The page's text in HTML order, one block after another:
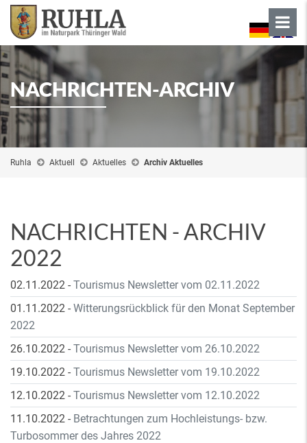
NACHRICHTEN-ARCHIV
Ruhla Aktuell Aktuelles Archiv Aktuelles
NACHRICHTEN - ARCHIV
2022
02.11.2022 - Tourismus Newsletter vom 02.11.2022
01.11.2022 - Witterungsrückblick für den Monat September
2022
26.10.2022 - Tourismus Newsletter vom 26.10.2022
19.10.2022 - Tourismus Newsletter vom 19.10.2022
12.10.2022 - Tourismus Newsletter vom 12.10.2022
11.10.2022 - Betrachtungen zum Hochleistungs- bzw.
Turbosommer des Jahres 2022